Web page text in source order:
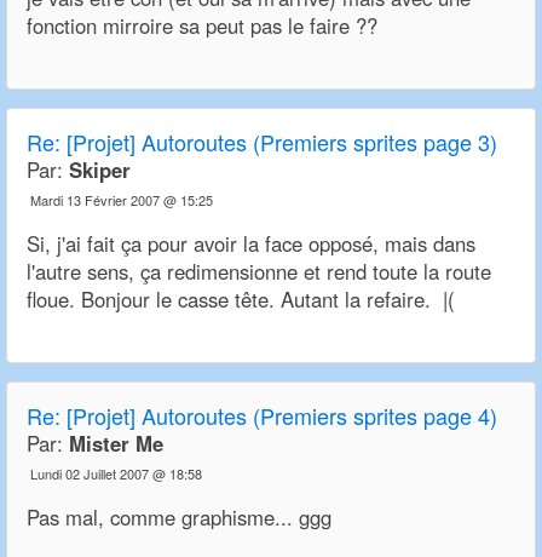
fonction mirroire sa peut pas le faire ??
Re: [Projet] Autoroutes (Premiers sprites page 3)
Par: Skiper
Mardi 13 Février 2007 @ 15:25
Si, j'ai fait ça pour avoir la face opposé, mais dans
l'autre sens, ça redimensionne et rend toute la route
floue. Bonjour le casse tête. Autant la refaire. |(
Re: [Projet] Autoroutes (Premiers sprites page 4)
Par: Mister Me
Lundi 02 Juillet 2007 @ 18:58
Pas mal, comme graphisme... ggg